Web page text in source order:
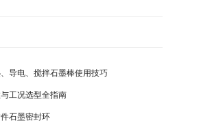
导电、搅拌石墨棒使用技巧
工况选型全指南
石墨密封环